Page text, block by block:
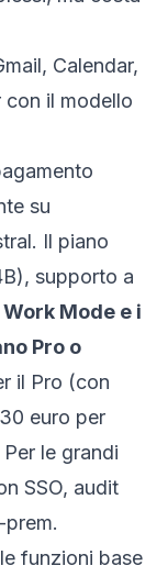
Calendar,
con il modello
su
Il piano
supporto a
Work Mode e i
Pro o
il Pro (con
euro per
le grandi
SSO, audit
funzioni base